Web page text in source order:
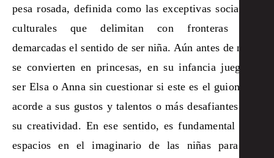
pesa rosada, definida como las exceptivas sociales y
culturales que delimitan con fronteras muy
demarcadas el sentido de ser niña. Aún antes de nacer
se convierten en princesas, en su infancia juegan a
ser Elsa o Anna sin cuestionar si este es el guion más
acorde a sus gustos y talentos o más desafiantes para
su creatividad. En ese sentido, es fundamental abrir
espacios en el imaginario de las niñas para que